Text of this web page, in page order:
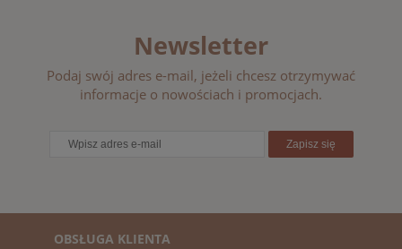
Newsletter
Podaj swój adres e-mail, jeżeli chcesz otrzymywać
informacje o nowościach i promocjach.
Zapisz się
OBSŁUGA KLIENTA